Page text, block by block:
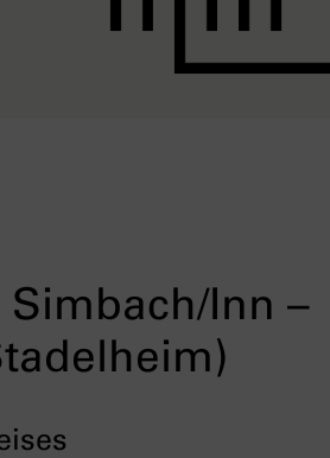
Simbach/Inn –